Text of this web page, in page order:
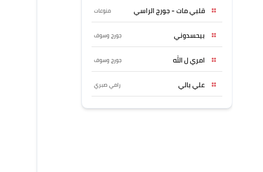
قلبي مات - جورج الراسي منوعات
بيحسدوني جورج وسوف
امري ل الله جورج وسوف
علي بالي رامي صبري